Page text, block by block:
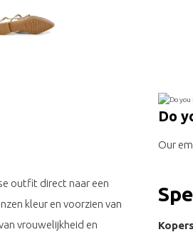
outfit direct naar een
kleur en voorzien van
vrouwelijkheid en
Do
Our